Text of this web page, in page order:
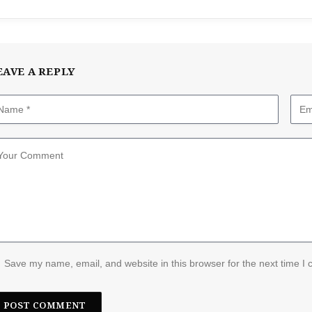
A REPLY
Save my name, email, and website in this browser for the next time I